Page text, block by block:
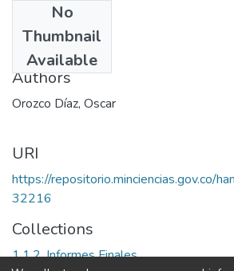
No
Thumbnail
Available
2002
Authors
Orozco Díaz, Oscar
URI
https://repositorio.minciencias.gov.co/
32216
Collections
1.1.2. Informes Finales